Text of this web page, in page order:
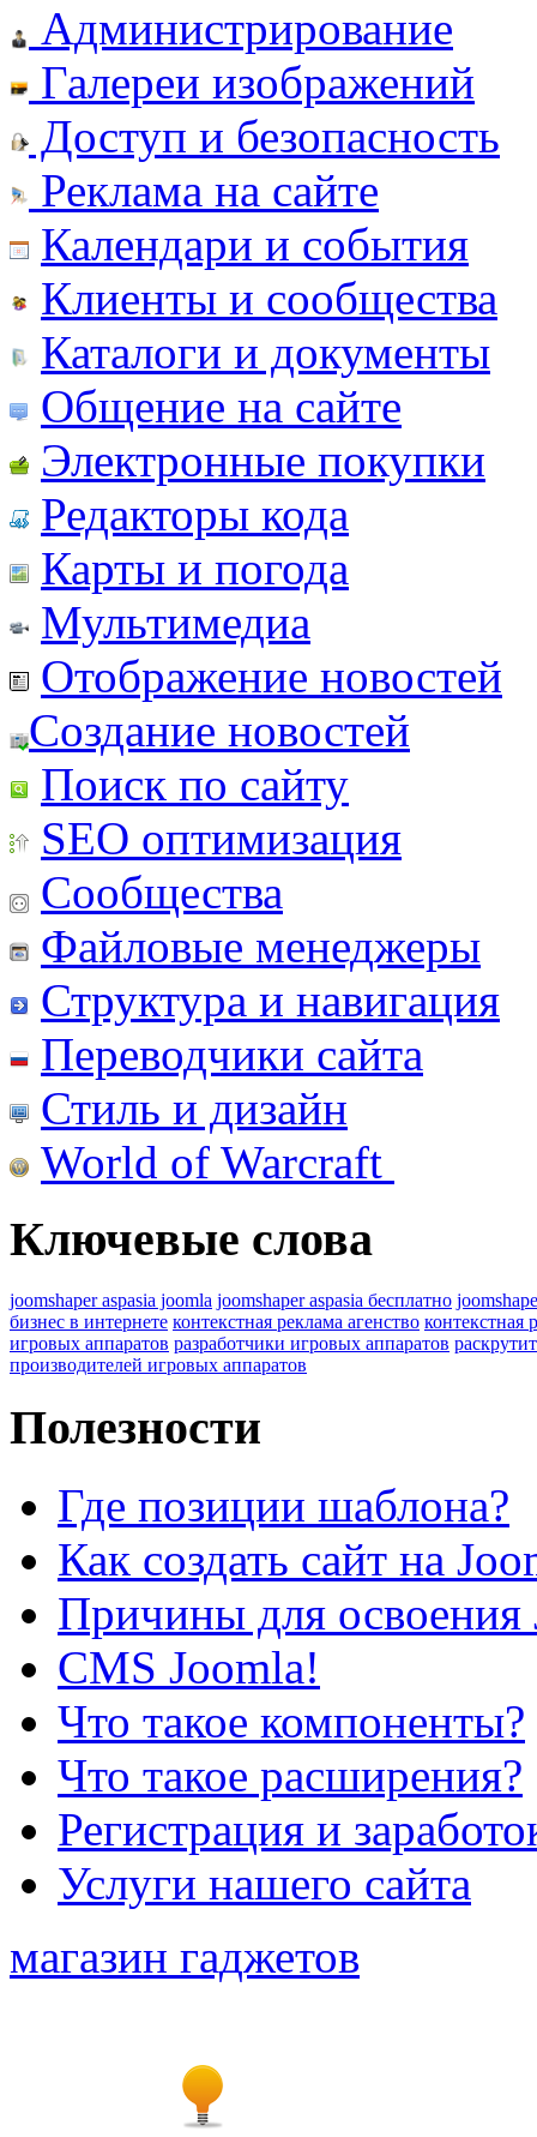
Администрирование
Галереи изображений
Доступ и безопасность
Реклама на сайте
Календари и события
Клиенты и сообщества
Каталоги и документы
Общение на сайте
Электронные покупки
Редакторы кода
Карты и погода
Мультимедиа
Отображение новостей
Создание новостей
Поиск по сайту
SEO оптимизация
Сообщества
Файловые менеджеры
Структура и навигация
Переводчики сайта
Стиль и дизайн
World of Warcraft
Ключевые слова
joomshaper aspasia joomla joomshaper aspasia бесплатно
бизнес в интернете контекстная реклама агенство контекстная
игровых аппаратов разработчики игровых аппаратов
производителей игровых аппаратов
Полезности
Где позиции шаблона?
Как создать сайт на
Причины для освоения
CMS Joomla!
Что такое компоненты?
Что такое расширения?
Регистрация и
Услуги нашего сайта
магазин гаджетов